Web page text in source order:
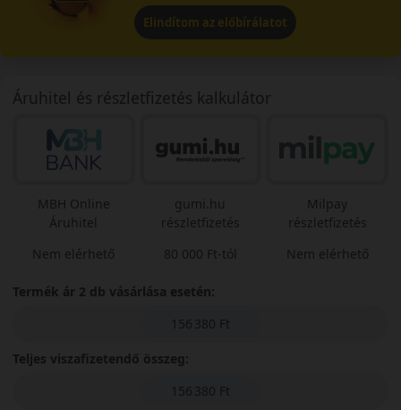
Elindítom az előbírálatot
Áruhitel és részletfizetés kalkulátor
MBH Online
Áruhitel
Nem elérhető
gumi.hu
részletfizetés
80 000 Ft-tól
Milpay
részletfizetés
Nem elérhető
Termék ár 2 db vásárlása esetén:
156 380 Ft
Teljes viszafizetendő összeg:
156 380 Ft